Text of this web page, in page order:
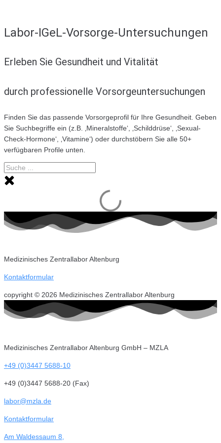
Labor-IGeL-Vorsorge-Untersuchungen
Erleben Sie Gesundheit und Vitalität
durch professionelle Vorsorgeuntersuchungen
Finden Sie das passende Vorsorgeprofil für Ihre Gesundheit. Geben
Sie Suchbegriffe ein (z.B. ‚Mineralstoffe‘, ‚Schilddrüse‘, ‚Sexual-
Check-Hormone‘, ‚Vitamine‘) oder durchstöbern Sie alle 50+
verfügbaren Profile unten.
Medizinisches Zentrallabor Altenburg
Kontaktformular
copyright © 2026 Medizinisches Zentrallabor Altenburg
Medizinisches Zentrallabor Altenburg GmbH – MZLA
+49 (0)3447 5688-10
+49 (0)3447 5688-20 (Fax)
labor@mzla.de
Kontaktformular
Am Waldessaum 8,